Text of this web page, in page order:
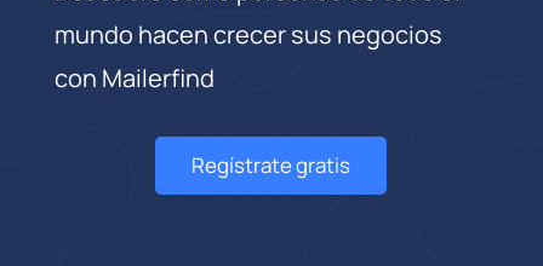
mundo hacen crecer sus negocios
con Mailerfind
Regístrate gratis